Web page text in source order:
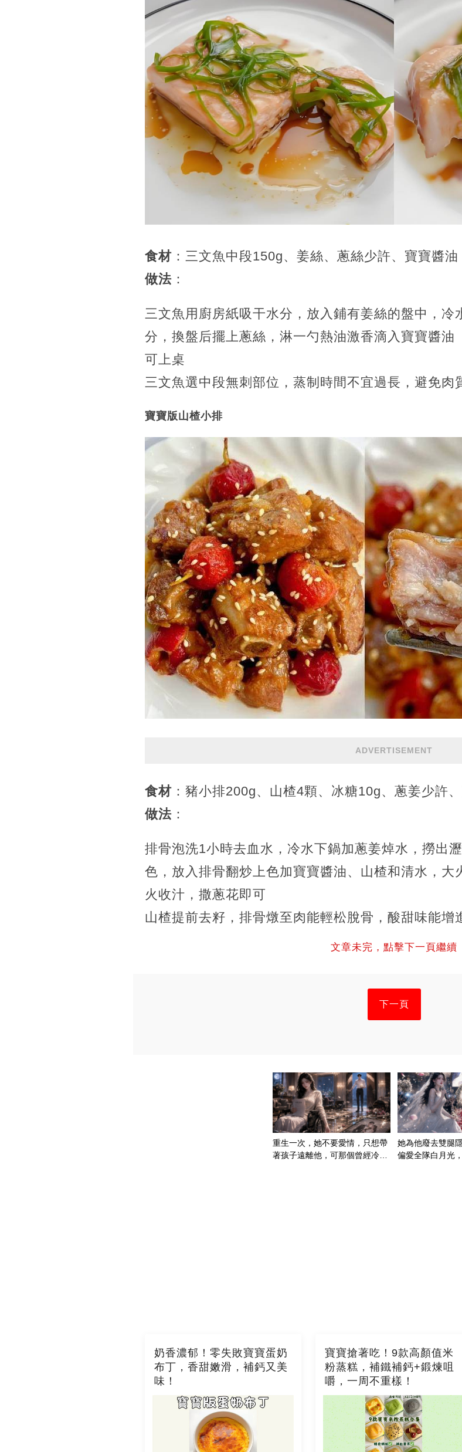
食材 ：三文魚中段150g、姜絲、蔥絲少許、寶寶醬油
做法 ：
三文魚用廚房紙吸干水分，放入鋪有姜絲的盤中，冷
分，換盤后擺上蔥絲，淋一勺熱油激香滴入寶寶醬油
可上桌
三文魚選中段無刺部位，蒸制時間不宜過長，避免肉
寶寶版山楂小排
ADVERTISEMENT
食材 ：豬小排200g、山楂4顆、冰糖10g、蔥姜少許
做法 ：
排骨泡洗1小時去血水，冷水下鍋加蔥姜焯水，撈出
色，放入排骨翻炒上色加寶寶醬油、山楂和清水，大
火收汁，撒蔥花即可
山楂提前去籽，排骨燉至肉能輕松脫骨，酸甜味能增
文章未完，點擊下一頁繼續
下一頁
重生一次，她不要愛情，只想帶
著孩子遠離他，可那個曾經冷漠
她為他廢去雙腿
偏愛全隊白月光
奶香濃郁！零失敗寶寶蛋奶
布丁，香甜嫩滑，補鈣又美
味！
寶寶搶著吃！9款高顏值米
粉蒸糕，補鐵補鈣+鍛煉咀
嚼，一周不重樣！